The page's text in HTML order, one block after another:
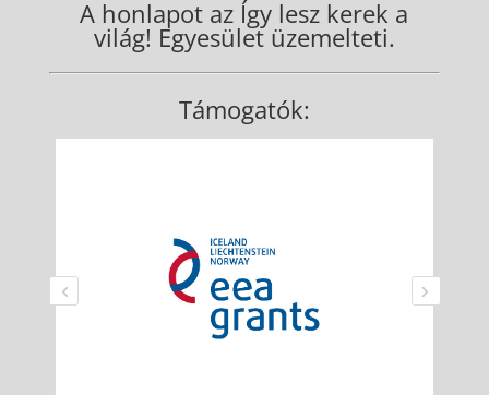
A honlapot az Így lesz kerek a
világ! Egyesület üzemelteti.
Támogatók: